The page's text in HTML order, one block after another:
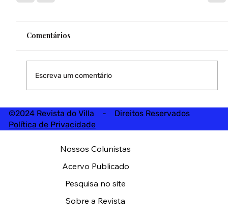
Comentários
Escreva um comentário
©2024 Revista do Villa - Direitos Reservados
Política de Privacidade
Nossos Colunistas
Acervo Publicado
Pesquisa no site
Sobre a Revista